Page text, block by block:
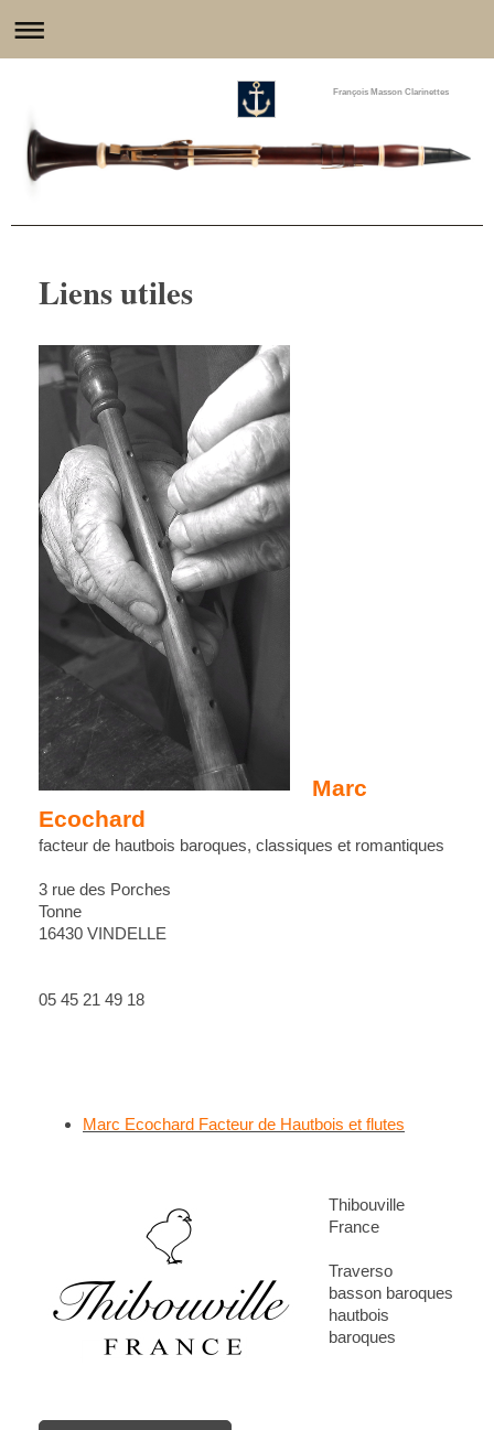
François Masson Clarinettes
Liens utiles
Marc
Ecochard
facteur de hautbois baroques, classiques et romantiques
3 rue des Porches
Tonne
16430 VINDELLE
05 45 21 49 18
Marc Ecochard Facteur de Hautbois et flutes
Thibouville
France
Traverso
basson baroques
hautbois
baroques